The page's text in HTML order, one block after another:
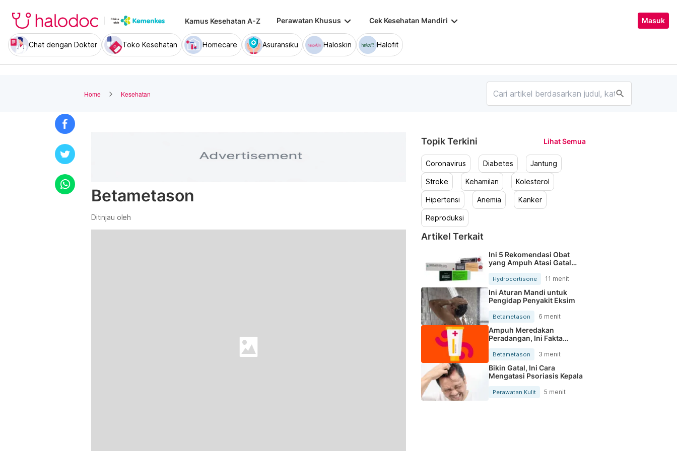
Kamus Kesehatan A-Z Perawatan Khusus keyboard_arrow_down Cek Kesehatan Mandiri keyboard_arrow_down Masuk
Chat dengan Dokter Toko Kesehatan Homecare Asuransiku Haloskin Halofit
Home Kesehatan search
Betametason
Ditinjau oleh
Topik Terkini Lihat Semua
Coronavirus Diabetes Jantung
Stroke Kehamilan Kolesterol
Hipertensi Anemia Kanker
Reproduksi
Artikel Terkait
Ini 5 Rekomendasi Obat
yang Ampuh Atasi Gatal
Hydrocortisone 11 menit
Ini Aturan Mandi untuk
Pengidap Penyakit Eksim
Betametason 6 menit
Ampuh Meredakan
Peradangan, Ini Fakta
Betametason 3 menit
Bikin Gatal, Ini Cara
Mengatasi Psoriasis Kepala
Perawatan Kulit 5 menit